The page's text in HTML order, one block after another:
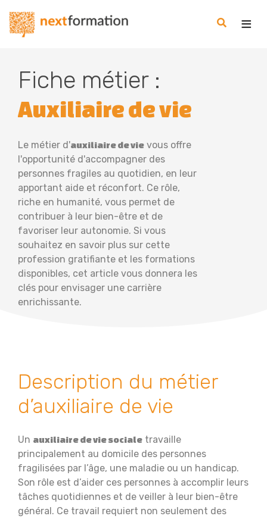
Nextformation
Fiche métier :
Auxiliaire de vie
Le métier d'auxiliaire de vie vous offre
l'opportunité d'accompagner des
personnes fragiles au quotidien, en leur
apportant aide et réconfort. Ce rôle,
riche en humanité, vous permet de
contribuer à leur bien-être et de
favoriser leur autonomie. Si vous
souhaitez en savoir plus sur cette
profession gratifiante et les formations
disponibles, cet article vous donnera les
clés pour envisager une carrière
enrichissante.
Description du métier
d’auxiliaire de vie
Un auxiliaire de vie sociale travaille
principalement au domicile des personnes
fragilisées par l’âge, une maladie ou un handicap.
Son rôle est d’aider ces personnes à accomplir leurs
tâches quotidiennes et de veiller à leur bien-être
général. Ce travail requiert non seulement des